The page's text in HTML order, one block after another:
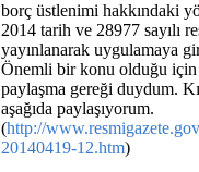
borç üstlenimi hakkındaki
2014 tarih ve 28977 sayılı
yayınlanarak uygulamaya
Önemli bir konu olduğu için
paylaşma gereği duydum.
aşağıda paylaşıyorum.
(http://
20140419-12.htm)